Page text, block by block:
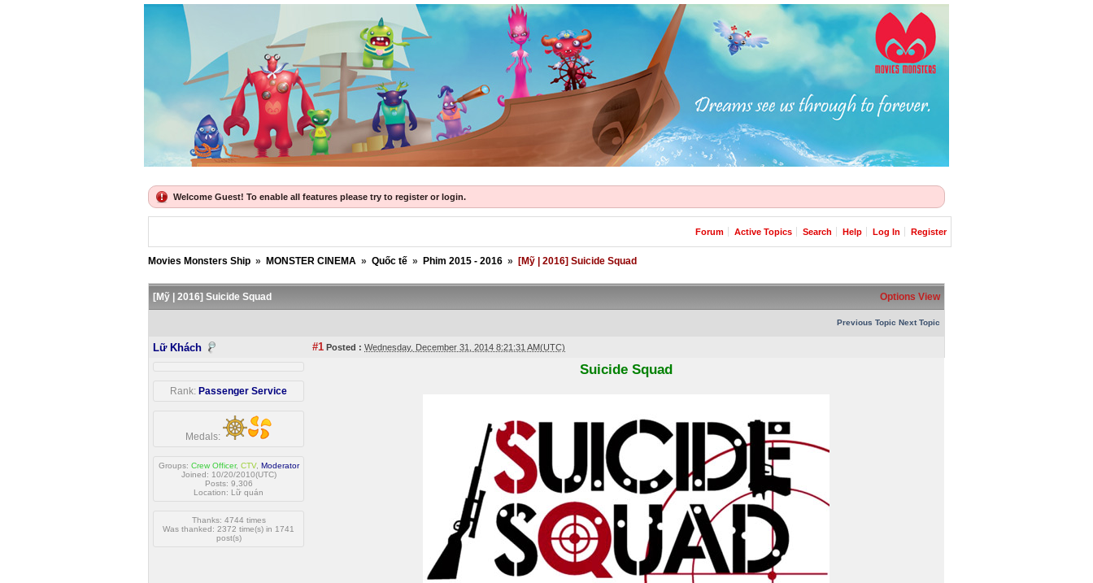
Welcome Guest! To enable all features please try to register or login.
Forum Active Topics Search Help Log In Register
Movies Monsters Ship » MONSTER CINEMA » Quốc tế » Phim 2015 - 2016 » [Mỹ | 2016] Suicide Squad
[Mỹ | 2016] Suicide Squad Options View
Previous Topic Next Topic
Lữ Khách #1 Posted : Wednesday, December 31, 2014 8:21:31 AM(UTC)
Rank: Passenger Service
Medals:
Groups: Crew Officer, CTV, Moderator
Joined: 10/20/2010(UTC)
Posts: 9,306
Location: Lữ quán
Thanks: 4744 times
Was thanked: 2372 time(s) in 1741
post(s)
Suicide Squad